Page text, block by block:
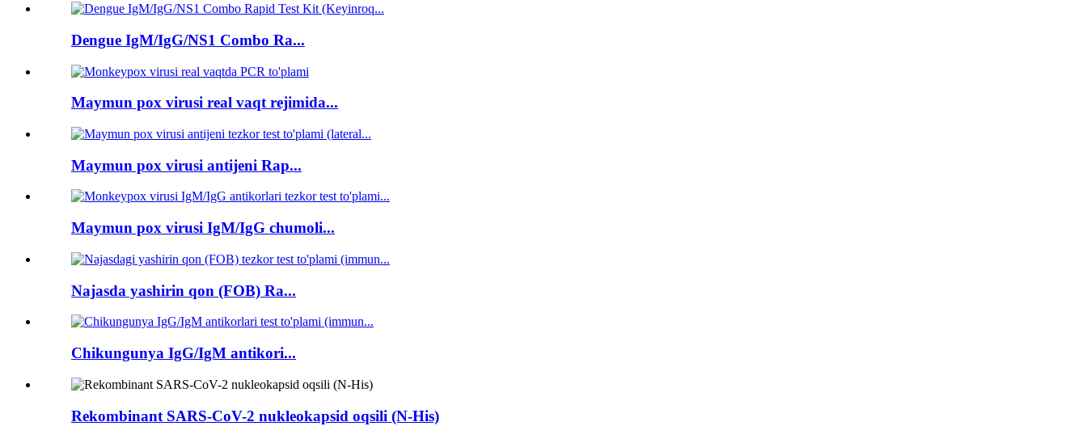
Dengue IgM/IgG/NS1 Combo Ra...
Maymun pox virusi real vaqt rejimida...
Maymun pox virusi antijeni Rap...
Maymun pox virusi IgM/IgG chumoli...
Najasda yashirin qon (FOB) Ra...
Chikungunya IgG/IgM antikori...
Rekombinant SARS-CoV-2 nukleokapsid oqsili (N-His)